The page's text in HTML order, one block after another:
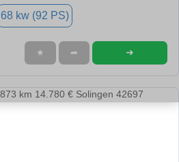
68 kw (92 PS)
★ ➦ ➜